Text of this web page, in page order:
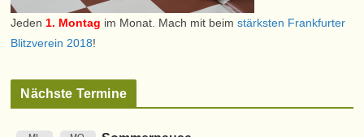
Jeden 1. Montag im Monat. Mach mit beimstärksten Frankfurter
Blitzverein 2018!
Nächste Termine